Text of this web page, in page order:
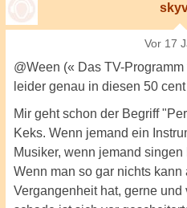
Vor 17
@Ween (« Das TV-
leider genau in diesen 50
Mir geht schon der Begriff
Keks. Wenn jemand ein
Musiker, wenn jemand
Wenn man so gar nichts
Vergangenheit hat, gerne